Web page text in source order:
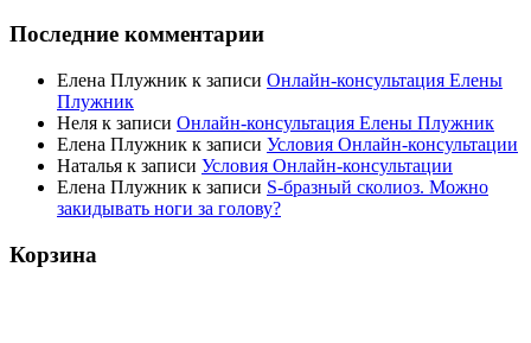
Последние комментарии
Елена Плужник к записи Онлайн-консультация Елены
Плужник
Неля к записи Онлайн-консультация Елены Плужник
Елена Плужник к записи Условия Онлайн-консультации
Наталья к записи Условия Онлайн-консультации
Елена Плужник к записи S-бразный сколиоз. Можно
закидывать ноги за голову?
Корзина